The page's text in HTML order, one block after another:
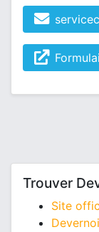
Trouver
Site